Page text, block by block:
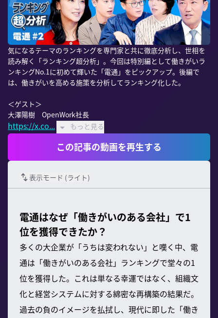
気になるテーマのランキングを専門家と共に徹底分析し、世相を
読み解く「ランキング超分析」。今回は特別編として働きがいラ
ンキングNo.1に初めて輝いた「電通」をピックアップ。後編で
は、働きがいを高める施策を分析してランキング化した。
＜ゲスト＞
https://x.co... もっと見る
この記事の動画を再生する
表示モード (ライト)
電通はなぜ「働きがいのある会社」で1
位を獲得できたか？
多くの大企業が「うちは変われない」と嘆く中、電
通は「働きがいのある会社」ランキングで堂々の1
位を獲得した。これは単なる幸運ではなく、組織文
化と経営システムに対する綿密な再構築の結果だ。
過去の負のイメージを払拭し、現代に即した「働き